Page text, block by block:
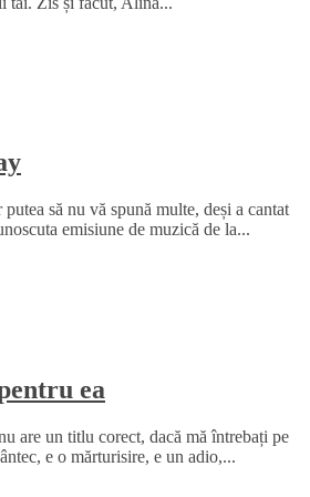
să nu vă spună multe, deși a cantat
emisiune de muzică de la...
ea
are un titlu corect, dacă mă întrebați pe
e o mărturisire, e un adio,...